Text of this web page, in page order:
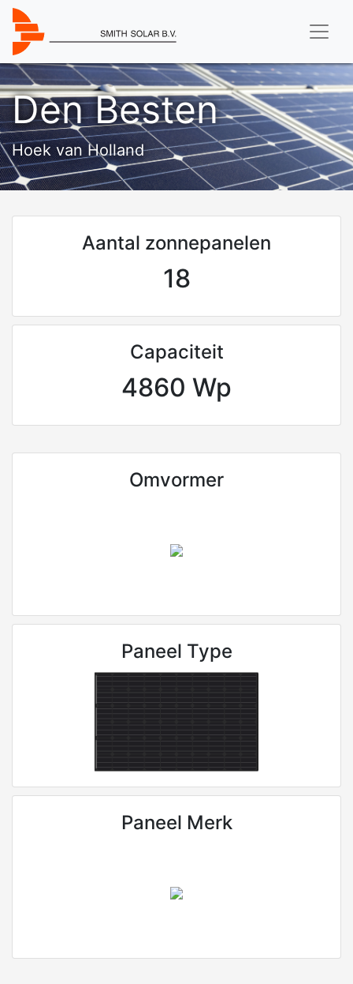
Den Besten
Hoek van Holland
Aantal zonnepanelen
18
Capaciteit
4860 Wp
Omvormer
Paneel Type
Paneel Merk